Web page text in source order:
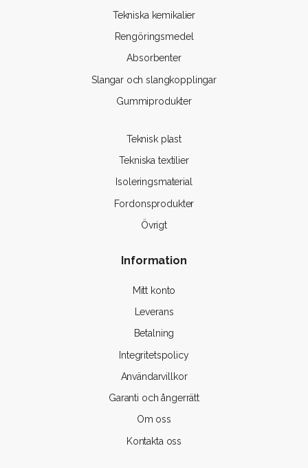
Tekniska kemikalier
Rengöringsmedel
Absorbenter
Slangar och slangkopplingar
Gummiprodukter
Teknisk plast
Tekniska textilier
Isoleringsmaterial
Fordonsprodukter
Övrigt
Information
Mitt konto
Leverans
Betalning
Integritetspolicy
Användarvillkor
Garanti och ångerrätt
Om oss
Kontakta oss